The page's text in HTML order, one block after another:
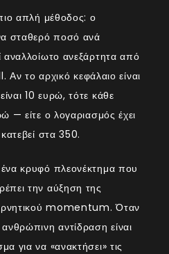
απλή μέθοδος: ο
σταθερό ποσό ανά
αναλλοίωτο ανεξάρτητα από
Αν το αρχικό κεφάλαιο είναι
10 ευρώ, τότε κάθε
— είτε ο λογαριασμός έχει
στα 350.
κρυφό πλεονέκτημα που
την αύξηση της
momentum. Όταν
αντίδραση είναι
για να «ανακτήσει» τις